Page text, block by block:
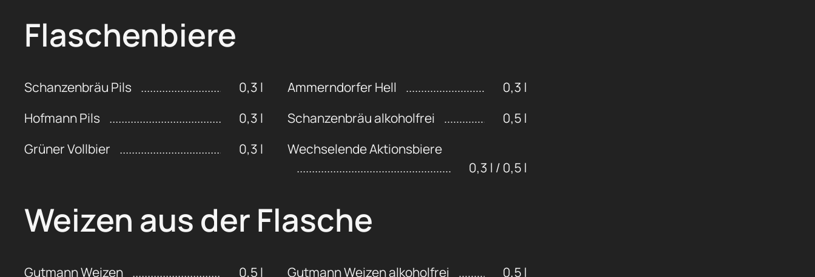
Flaschenbiere
Schanzenbräu Pils
0,3 l
Hofmann Pils
0,3 l
Grüner Vollbier
0,3 l
Ammerndorfer Hell
0,3 l
Schanzenbräu alkoholfrei
0,5 l
Wechselende Aktionsbiere
0,3 l / 0,5 l
Weizen aus der Flasche
Gutmann Weizen 0,5 l Gutmann Weizen alkoholfrei 0,5 l